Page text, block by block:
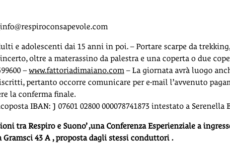
info@respiroconsapevole.com
e adolescenti dai 15 anni in poi. – Portare scarpe da
oltre a materassino da palestra e una coperta o due
– www.fattoriadimaiano.com – La giornata avrà luogo
pertanto occorre comunicare per e-mail l’avvenuto
la conferma finale.
IBAN: J 07601 02800 000078741873 intestato a Serenella
tra Respiro e Suono’ ,una Conferenza Esperienziale a
43 A , proposta dagli stessi conduttori .